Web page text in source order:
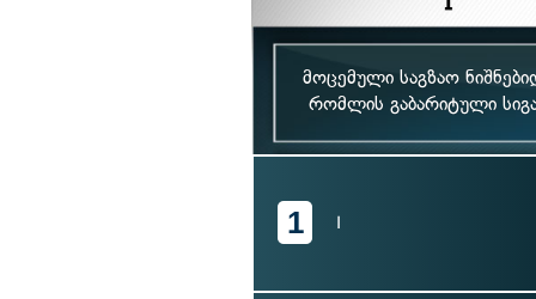
მოცემული საგზაო
რომლის გაბარიტული
1 I